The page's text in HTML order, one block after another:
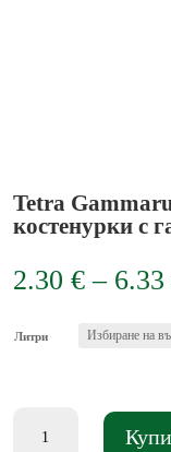
Tetra
костенурки с
2.30 € – 6.33
Литри
Купи